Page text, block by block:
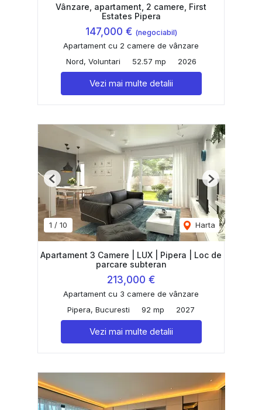
Vânzare, apartament, 2 camere, First
Estates Pipera
147,000 € (negociabil)
Apartament cu 2 camere de vânzare
Nord, Voluntari
52.57 mp 2026
Vezi mai multe detalii
1 / 10 Harta
Previous Next
Apartament 3 Camere | LUX | Pipera | Loc de
parcare subteran
213,000 €
Apartament cu 3 camere de vânzare
Pipera, Bucuresti
92 mp 2027
Vezi mai multe detalii